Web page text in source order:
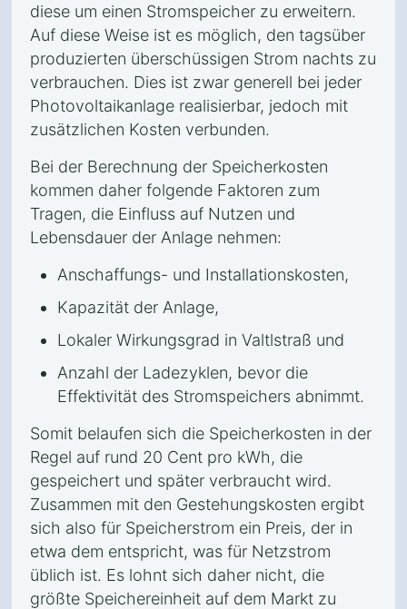
diese um einen Stromspeicher zu erweitern.
Auf diese Weise ist es möglich, den tagsüber
produzierten überschüssigen Strom nachts zu
verbrauchen. Dies ist zwar generell bei jeder
Photovoltaikanlage realisierbar, jedoch mit
zusätzlichen Kosten verbunden.
Bei der Berechnung der Speicherkosten
kommen daher folgende Faktoren zum
Tragen, die Einfluss auf Nutzen und
Lebensdauer der Anlage nehmen:
Anschaffungs- und Installationskosten,
Kapazität der Anlage,
Lokaler Wirkungsgrad in Valtlstraß und
Anzahl der Ladezyklen, bevor die
Effektivität des Stromspeichers abnimmt.
Somit belaufen sich die Speicherkosten in der
Regel auf rund 20 Cent pro kWh, die
gespeichert und später verbraucht wird.
Zusammen mit den Gestehungskosten ergibt
sich also für Speicherstrom ein Preis, der in
etwa dem entspricht, was für Netzstrom
üblich ist. Es lohnt sich daher nicht, die
größte Speichereinheit auf dem Markt zu